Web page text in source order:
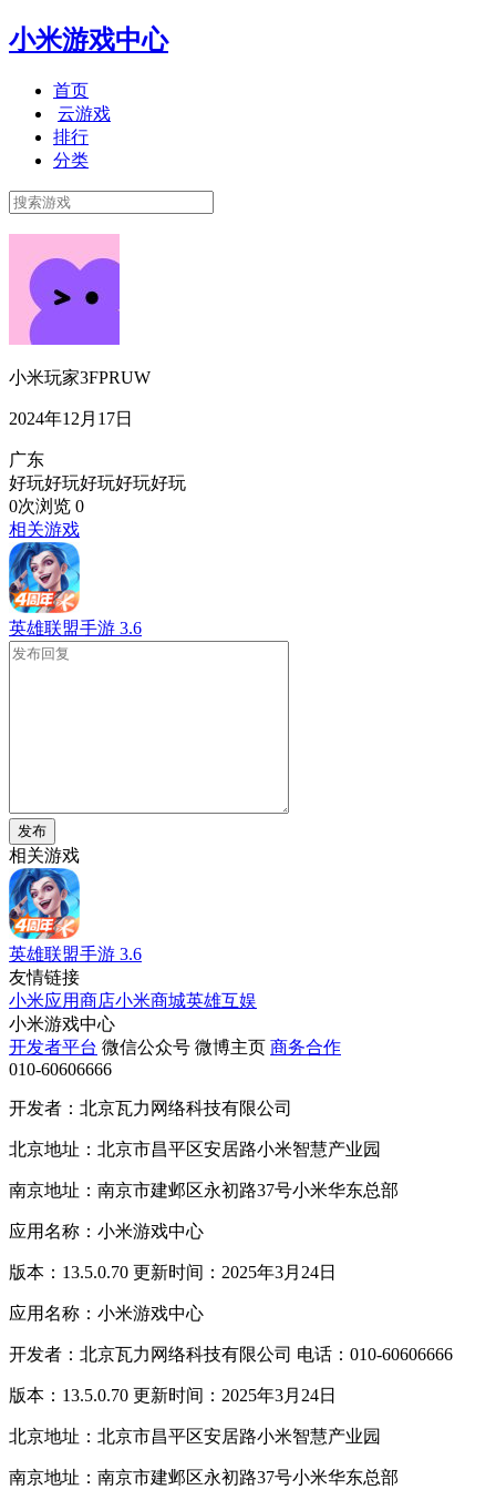
小米游戏中心
首页
云游戏
排行
分类
小米玩家3FPRUW
2024年12月17日
广东
好玩好玩好玩好玩好玩
0次浏览 0
相关游戏
英雄联盟手游 3.6
发布
相关游戏
英雄联盟手游 3.6
友情链接
小米应用商店小米商城英雄互娱
小米游戏中心
开发者平台 微信公众号 微博主页 商务合作
010-60606666
开发者：北京瓦力网络科技有限公司
北京地址：北京市昌平区安居路小米智慧产业园
南京地址：南京市建邺区永初路37号小米华东总部
应用名称：小米游戏中心
版本：13.5.0.70 更新时间：2025年3月24日
应用名称：小米游戏中心
开发者：北京瓦力网络科技有限公司 电话：010-60606666
版本：13.5.0.70 更新时间：2025年3月24日
北京地址：北京市昌平区安居路小米智慧产业园
南京地址：南京市建邺区永初路37号小米华东总部